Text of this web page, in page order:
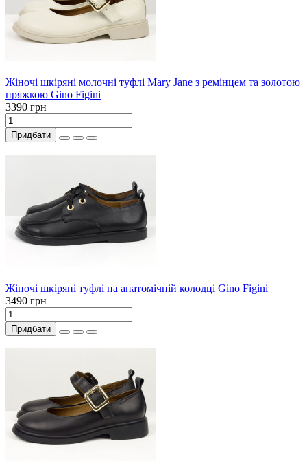
Жіночі шкіряні молочні туфлі Mary Jane з ремінцем та золотою
пряжкою Gino Figini
3390 грн
Придбати
Жіночі шкіряні туфлі на анатомічній колодці Gino Figini
3490 грн
Придбати